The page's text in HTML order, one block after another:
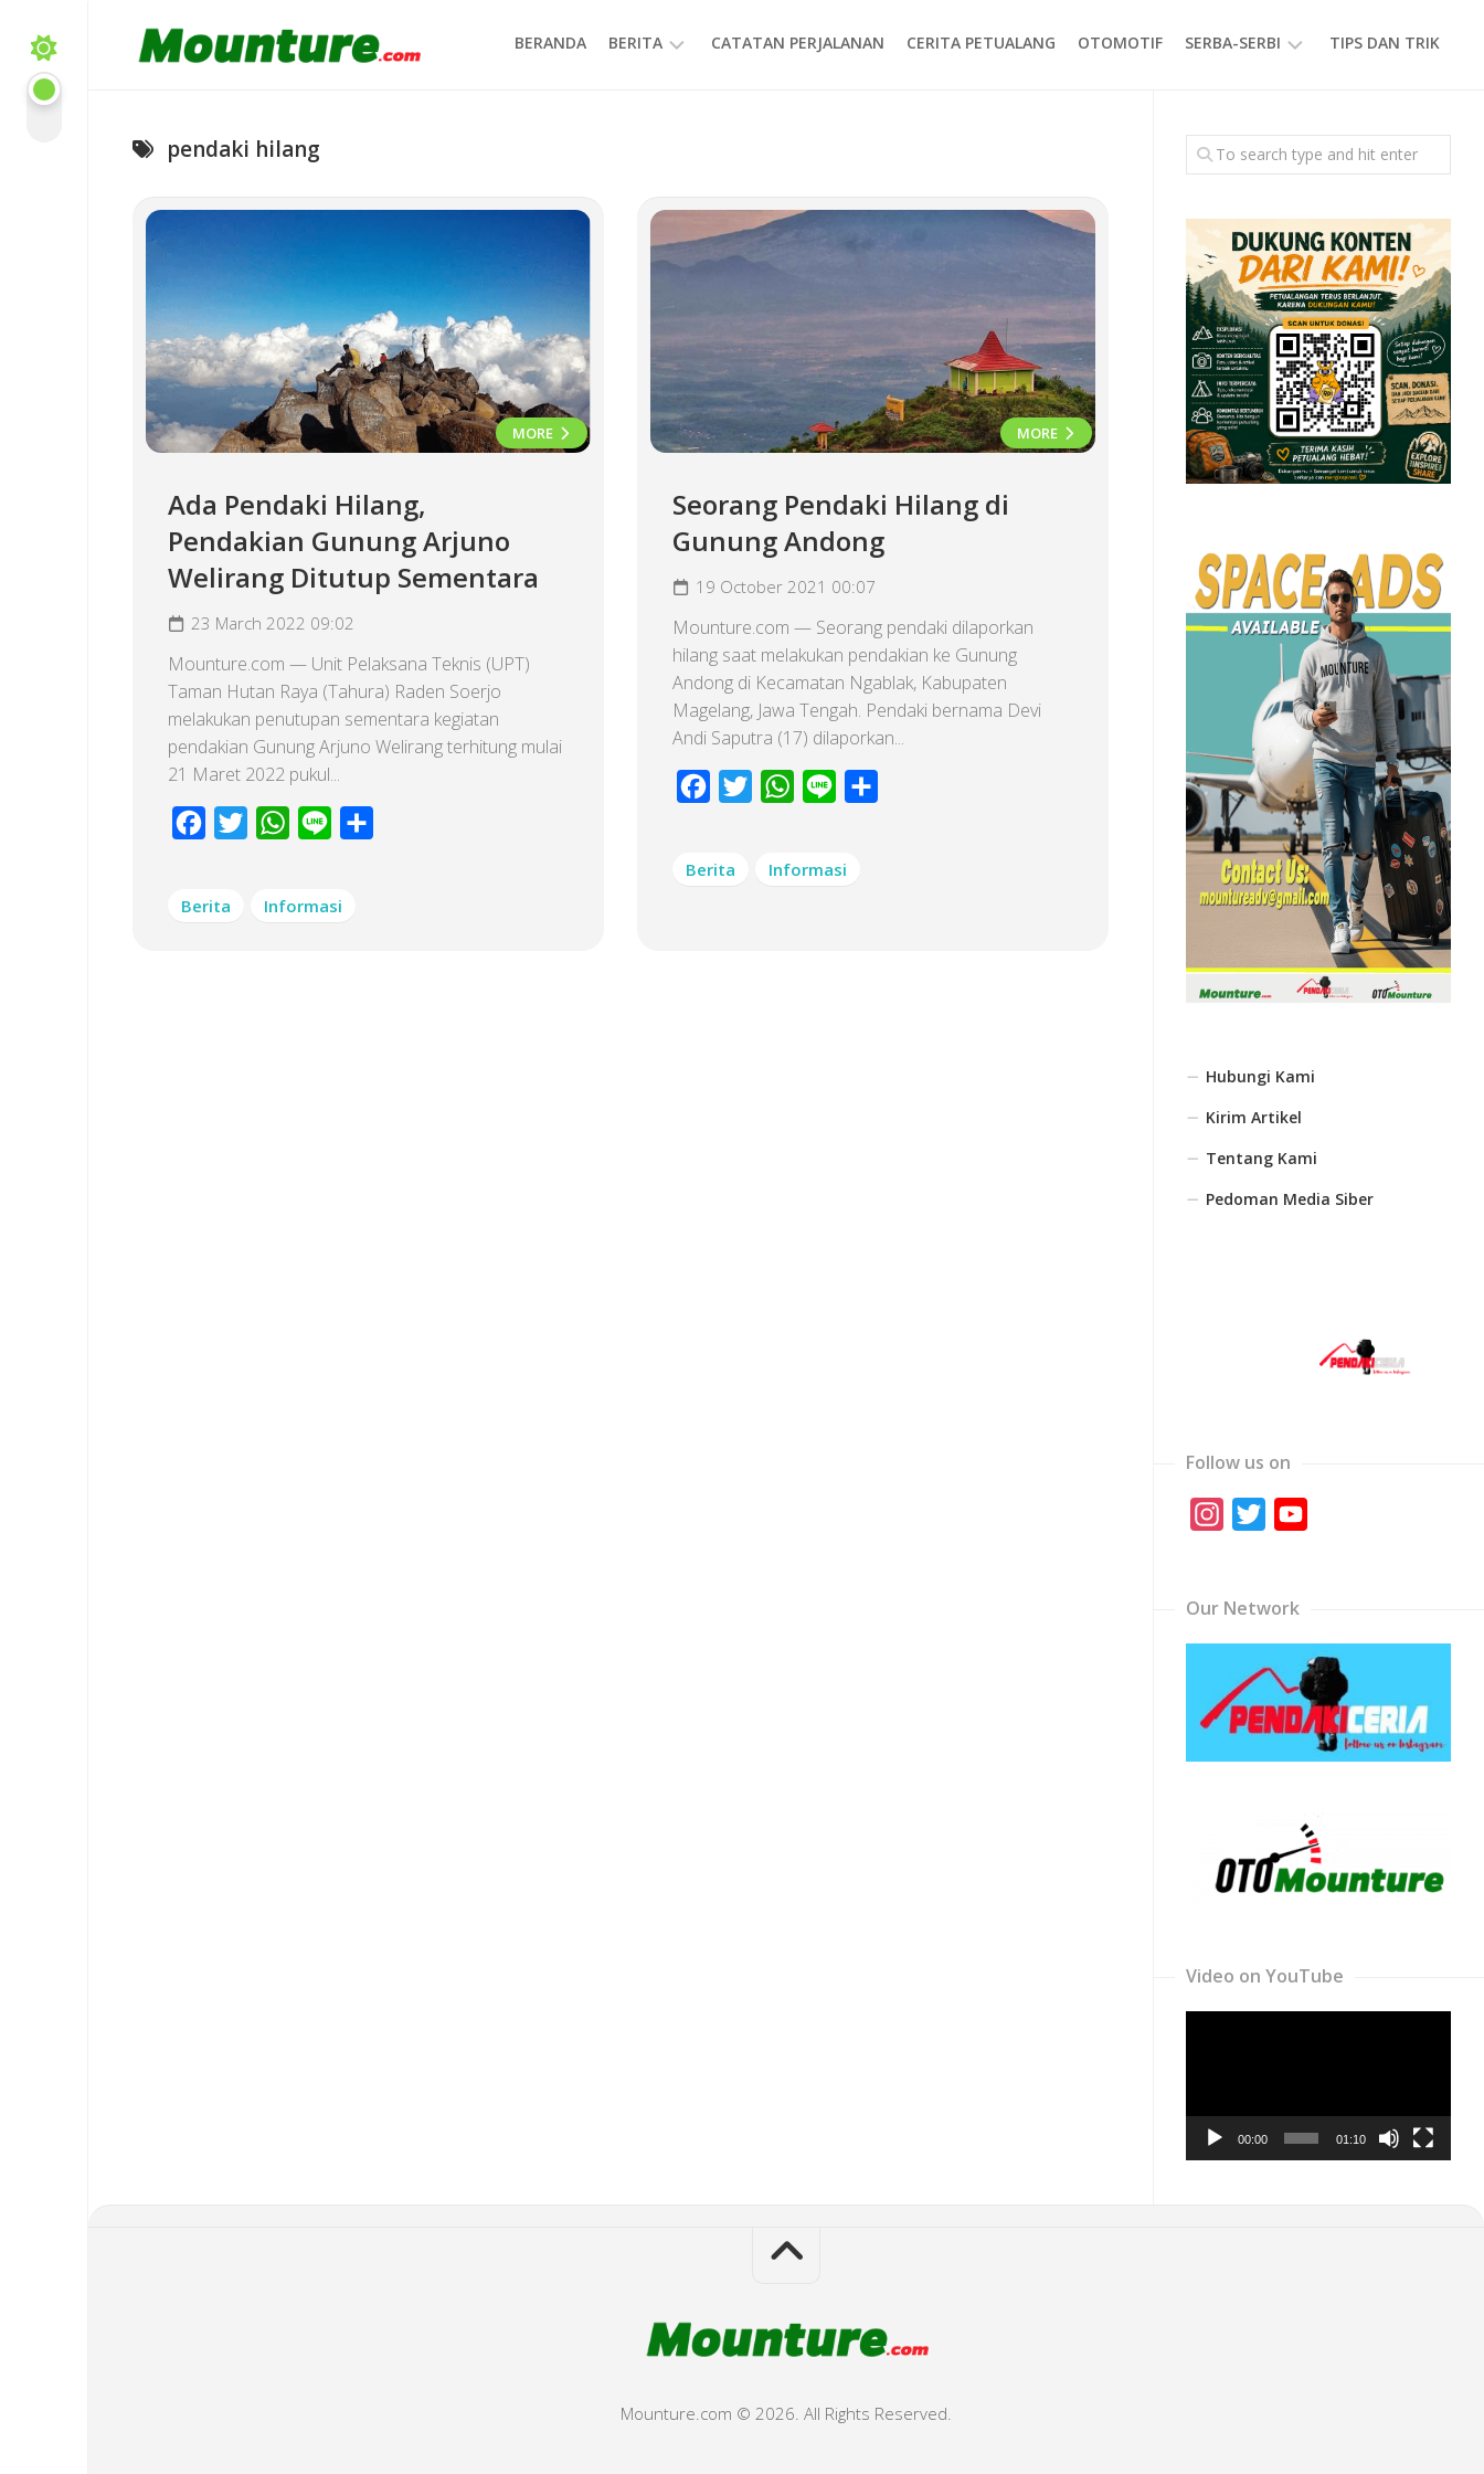
content
BERANDA BERITA CATATAN PERJALANAN CERITA PETUALANG OTOMOTIF SERBA-SERBI
GAYA
HIDUP
TIPS DAN TRIK
pendaki hilang
MORE
Ada Pendaki Hilang,
Pendakian Gunung Arjuno
Welirang Ditutup Sementara
23 March 2022 09:02
Mounture.com — Unit Pelaksana Teknis (UPT)
Taman Hutan Raya (Tahura) Raden Soerjo
melakukan penutupan sementara kegiatan
pendakian Gunung Arjuno Welirang terhitung mulai
21 Maret 2022 pukul...
Facebook
Twitter WhatsApp
Line
Berita Informasi
MORE
Seorang Pendaki Hilang di
Gunung Andong
19 October 2021 00:07
Mounture.com — Seorang pendaki dilaporkan
hilang saat melakukan pendakian ke Gunung
Andong di Kecamatan Ngablak, Kabupaten
Magelang, Jawa Tengah. Pendaki bernama Devi
Andi Saputra (17) dilaporkan...
Facebook
Twitter WhatsApp
Line
Berita Informasi
Hubungi Kami
Kirim Artikel
Tentang Kami
Pedoman Media Siber
Follow us on
Instagram
Twitter
Our Network
Video on YouTube
00:00 01:10
Mounture.com © 2026. All Rights Reserved.